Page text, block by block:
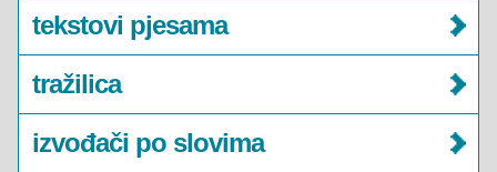
tekstovi pjesama
tražilica
izvođači po slovima